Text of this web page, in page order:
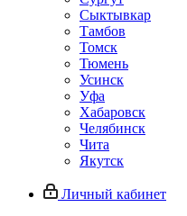
Сыктывкар
Тамбов
Томск
Тюмень
Усинск
Уфа
Хабаровск
Челябинск
Чита
Якутск
Личный кабинет